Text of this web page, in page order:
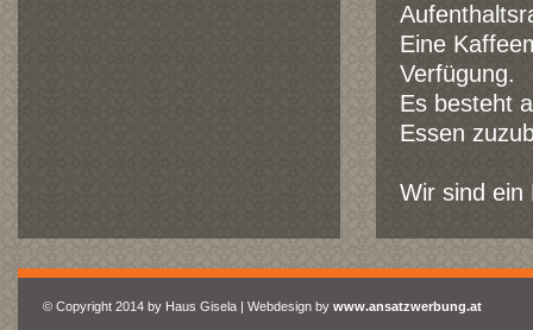
Eine
Verfügung.
Es besteht
Essen
Wir sind ein
© Copyright 2014 by Haus Gisela | Webdesign by www.ansatzwerbung.at